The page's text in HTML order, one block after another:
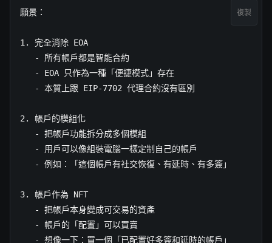
願景：
1. 完全消除 EOA
   - 所有帳戶都是智能合約
   - EOA 只作為一種「便捷模式」存在
   - 本質上跟 EIP-7702 代理合約沒有區別
2. 帳戶的模組化
   - 把帳戶功能拆分成多個模組
   - 用戶可以像組裝電腦一樣定制自己的帳戶
   - 例如：「這個帳戶有社交恢復、有延時、有多簽」
3. 帳戶作為 NFT
   - 把帳戶本身變成可交易的資產
   - 帳戶的「配置」可以買賣
   - 想像一下：買一個「已配置好多簽和延時的帳戶」
複製